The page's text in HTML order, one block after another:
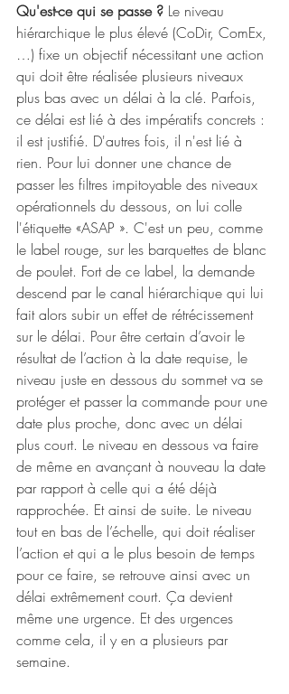
Qu'est-ce qui se passe ? Le niveau
hiérarchique le plus élevé (CoDir, ComEx,
…) fixe un objectif nécessitant une action
qui doit être réalisée plusieurs niveaux
plus bas avec un délai à la clé. Parfois,
ce délai est lié à des impératifs concrets :
il est justifié. D'autres fois, il n'est lié à
rien. Pour lui donner une chance de
passer les filtres impitoyable des niveaux
opérationnels du dessous, on lui colle
l'étiquette «ASAP ». C'est un peu, comme
le label rouge, sur les barquettes de blanc
de poulet. Fort de ce label, la demande
descend par le canal hiérarchique qui lui
fait alors subir un effet de rétrécissement
sur le délai. Pour être certain d’avoir le
résultat de l’action à la date requise, le
niveau juste en dessous du sommet va se
protéger et passer la commande pour une
date plus proche, donc avec un délai
plus court. Le niveau en dessous va faire
de même en avançant à nouveau la date
par rapport à celle qui a été déjà
rapprochée. Et ainsi de suite. Le niveau
tout en bas de l’échelle, qui doit réaliser
l’action et qui a le plus besoin de temps
pour ce faire, se retrouve ainsi avec un
délai extrêmement court. Ça devient
même une urgence. Et des urgences
comme cela, il y en a plusieurs par
semaine.